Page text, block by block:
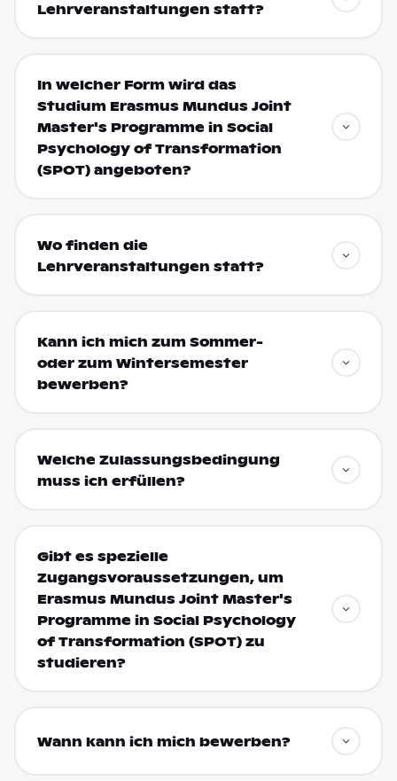
Lehrveranstaltungen statt?
In welcher Form wird das
Studium Erasmus Mundus Joint
Master's Programme in Social
Psychology of Transformation
(SPOT) angeboten?
Wo finden die
Lehrveranstaltungen statt?
Kann ich mich zum Sommer-
oder zum Wintersemester
bewerben?
Welche Zulassungsbedingung
muss ich erfüllen?
Gibt es spezielle
Zugangsvoraussetzungen, um
Erasmus Mundus Joint Master's
Programme in Social Psychology
of Transformation (SPOT) zu
studieren?
Wann kann ich mich bewerben?